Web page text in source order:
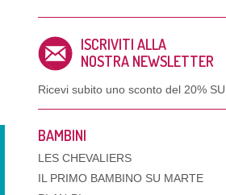
ISCRIVITI ALLA
NOSTRA NEWSLETTER
Ricevi subito uno sconto del 20%
BAMBINI
LES CHEVALIERS
IL PRIMO BAMBINO SU MARTE